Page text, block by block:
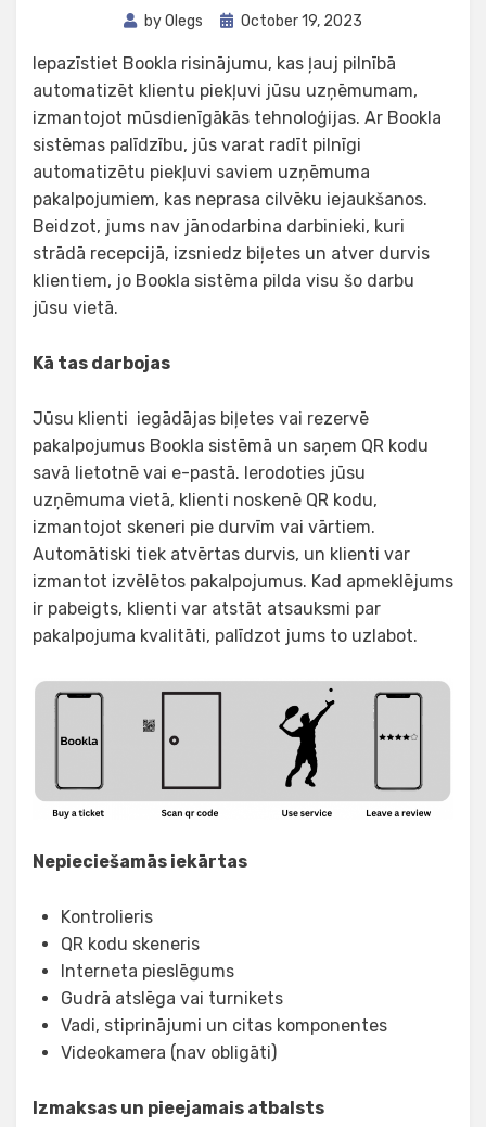
byOlegs
Posted
October 19, 2023
Iepazīstiet Bookla risinājumu, kas ļauj pilnībā
automatizēt klientu piekļuvi jūsu uzņēmumam,
izmantojot mūsdienīgākās tehnoloģijas. Ar Bookla
sistēmas palīdzību, jūs varat radīt pilnīgi
automatizētu piekļuvi saviem uzņēmuma
pakalpojumiem, kas neprasa cilvēku iejaukšanos.
Beidzot, jums nav jānodarbina darbinieki, kuri
strādā recepcijā, izsniedz biļetes un atver durvis
klientiem, jo Bookla sistēma pilda visu šo darbu
jūsu vietā.
Kā tas darbojas
Jūsu klienti iegādājas biļetes vai rezervē
pakalpojumus Bookla sistēmā un saņem QR kodu
savā lietotnē vai e-pastā. Ierodoties jūsu
uzņēmuma vietā, klienti noskenē QR kodu,
izmantojot skeneri pie durvīm vai vārtiem.
Automātiski tiek atvērtas durvis, un klienti var
izmantot izvēlētos pakalpojumus. Kad apmeklējums
ir pabeigts, klienti var atstāt atsauksmi par
pakalpojuma kvalitāti, palīdzot jums to uzlabot.
Nepieciešamās iekārtas
Kontrolieris
QR kodu skeneris
Interneta pieslēgums
Gudrā atslēga vai turnikets
Vadi, stiprinājumi un citas komponentes
Videokamera (nav obligāti)
Izmaksas un pieejamais atbalsts